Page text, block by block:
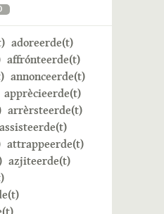
adoreerde(t)
affrónteerde(t)
annonceerde(t)
apprècieerde(t)
arrèrsteerde(t)
assisteerde(t)
attrappeerde(t)
azjiteerde(t)